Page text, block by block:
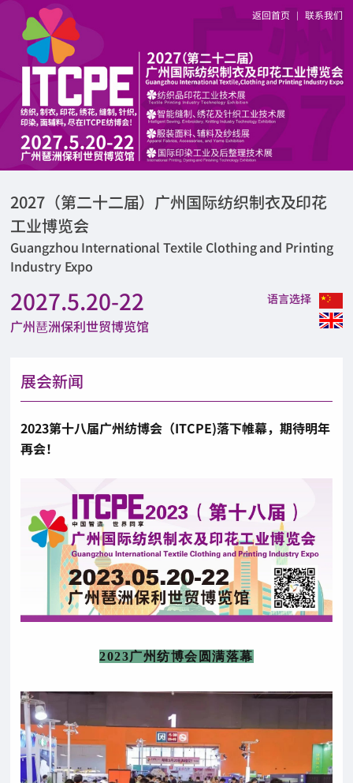
返回首页 | 联系我们
2027（第二十二届）广州国际纺织制衣及印花
工业博览会
Guangzhou International Textile Clothing and Printing
Industry Expo
2027.5.20-22
广州琶洲保利世贸博览馆
语言选择
展会新闻
2023第十八届广州纺博会（ITCPE)落下帷幕，期待明年
再会！
2023广州纺博会圆满落幕